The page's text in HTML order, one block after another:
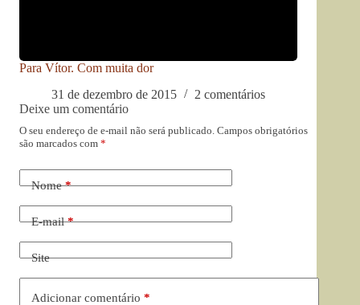
Para Vítor. Com muita dor
31 de dezembro de 2015
2 comentários
Deixe um comentário
O seu endereço de e-mail não será publicado. Campos obrigatórios
são marcados com *
Nome*
E-mail*
Site
Adicionar comentário *